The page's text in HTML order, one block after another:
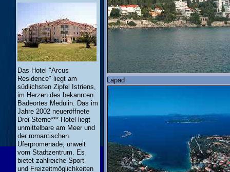
Das Hotel "Arcus
Residence" liegt am
südlichsten Zipfel Istriens,
im Herzen des bekannten
Badeortes Medulin. Das im
Jahre 2002 neueröffnete
Drei-Sterne***-Hotel liegt
unmittelbare am Meer und
der romantischen
Uferpromenade, unweit
vom Stadtzentrum. Es
bietet zahlreiche Sport-
und Freizeitmöglichkeiten
Lapad